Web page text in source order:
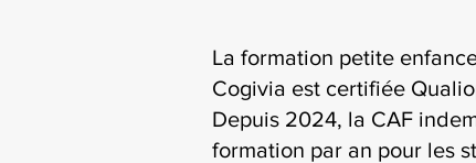
La formation petite
Cogivia est certifiée
Depuis 2024, la CAF
formation par an pour les